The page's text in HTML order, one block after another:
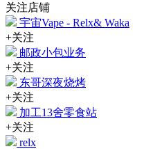
关注店铺
宇宙Vape - Relx& Waka
+关注
邮政小包业务
+关注
东哥深夜烧烤
+关注
加工13舍零食站
+关注
relx